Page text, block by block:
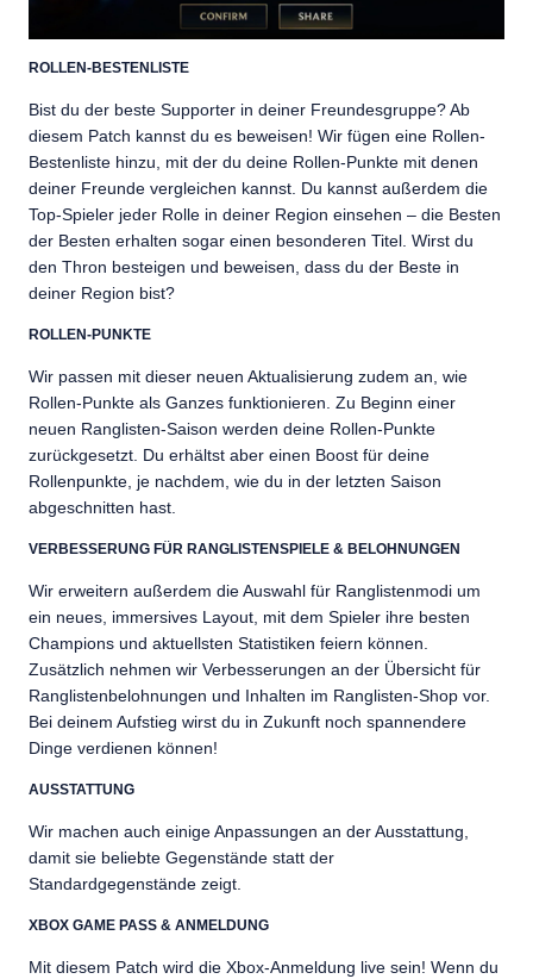
ROLLEN-BESTENLISTE
Bist du der beste Supporter in deiner Freundesgruppe? Ab
diesem Patch kannst du es beweisen! Wir fügen eine Rollen-
Bestenliste hinzu, mit der du deine Rollen-Punkte mit denen
deiner Freunde vergleichen kannst. Du kannst außerdem die
Top-Spieler jeder Rolle in deiner Region einsehen – die Besten
der Besten erhalten sogar einen besonderen Titel. Wirst du
den Thron besteigen und beweisen, dass du der Beste in
deiner Region bist?
ROLLEN-PUNKTE
Wir passen mit dieser neuen Aktualisierung zudem an, wie
Rollen-Punkte als Ganzes funktionieren. Zu Beginn einer
neuen Ranglisten-Saison werden deine Rollen-Punkte
zurückgesetzt. Du erhältst aber einen Boost für deine
Rollenpunkte, je nachdem, wie du in der letzten Saison
abgeschnitten hast.
VERBESSERUNG FÜR RANGLISTENSPIELE & BELOHNUNGEN
Wir erweitern außerdem die Auswahl für Ranglistenmodi um
ein neues, immersives Layout, mit dem Spieler ihre besten
Champions und aktuellsten Statistiken feiern können.
Zusätzlich nehmen wir Verbesserungen an der Übersicht für
Ranglistenbelohnungen und Inhalten im Ranglisten-Shop vor.
Bei deinem Aufstieg wirst du in Zukunft noch spannendere
Dinge verdienen können!
AUSSTATTUNG
Wir machen auch einige Anpassungen an der Ausstattung,
damit sie beliebte Gegenstände statt der
Standardgegenstände zeigt.
XBOX GAME PASS & ANMELDUNG
Mit diesem Patch wird die Xbox-Anmeldung live sein! Wenn du